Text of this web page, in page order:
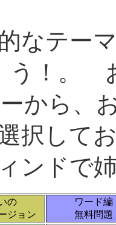
なテー
う！。
から、
択して
ンドで
の
ジョン
ワード編
無料問題